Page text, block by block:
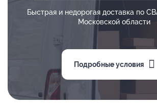
Быстрая и недорогая доставка по
Московской области
Подробные условия